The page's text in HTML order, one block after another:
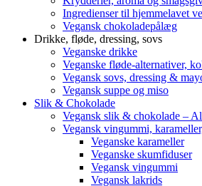
Ingredienser til hjemmelavet
Vegansk chokoladepålæg
Drikke, fløde, dressing, sovs
Veganske drikke
Veganske fløde-alternativer,
Vegansk sovs, dressing &
Vegansk suppe og miso
Slik & Chokolade
Vegansk slik & chokolade –
Vegansk vingummi,
Veganske karameller
Veganske skumfiduser
Vegansk vingummi
Vegansk lakrids